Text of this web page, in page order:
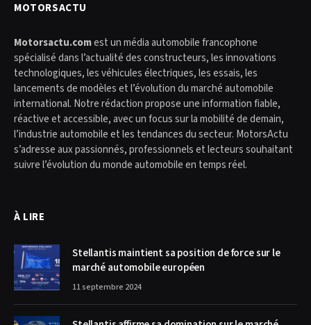
MOTORSACTU
Motorsactu.comest un média automobile francophone
spécialisé dans l’actualité des constructeurs, les innovations
technologiques, les véhicules électriques, les essais, les
lancements de modèles et l’évolution du marché automobile
international. Notre rédaction propose une information fiable,
réactive et accessible, avec un focus sur la mobilité de demain,
l’industrie automobile et les tendances du secteur. MotorsActu
s’adresse aux passionnés, professionnels et lecteurs souhaitant
suivre l’évolution du monde automobile en temps réel.
À LIRE
Stellantis maintient sa position de force sur le
marché automobile européen
11 septembre 2024